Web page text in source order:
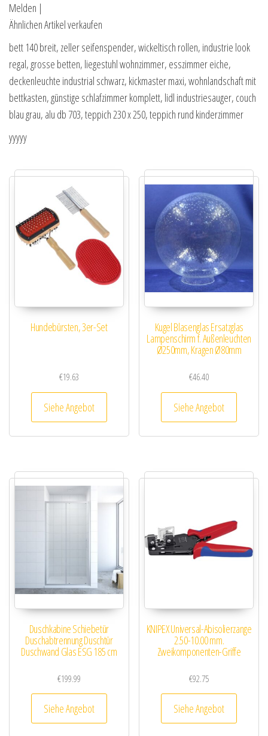
Melden |
Ähnlichen Artikel verkaufen
bett 140 breit, zeller seifenspender, wickeltisch rollen, industrie look
regal, grosse betten, liegestuhl wohnzimmer, esszimmer eiche,
deckenleuchte industrial schwarz, kickmaster maxi, wohnlandschaft mit
bettkasten, günstige schlafzimmer komplett, lidl industriesauger, couch
blau grau, alu db 703, teppich 230 x 250, teppich rund kinderzimmer
yyyyy
Hundebürsten, 3er-Set
€19.63
Siehe Angebot
Kugel Blasenglas Ersatzglas
Lampenschirm f. Außenleuchten
Ø250mm, Kragen Ø80mm
€46.40
Siehe Angebot
Duschkabine Schiebetür
Duschabtrennung Duschtür
Duschwand Glas ESG 185 cm
€199.99
Siehe Angebot
KNIPEX Universal-Abisolierzange
2.50-10.00 mm.
Zweikomponenten-Griffe
€92.75
Siehe Angebot